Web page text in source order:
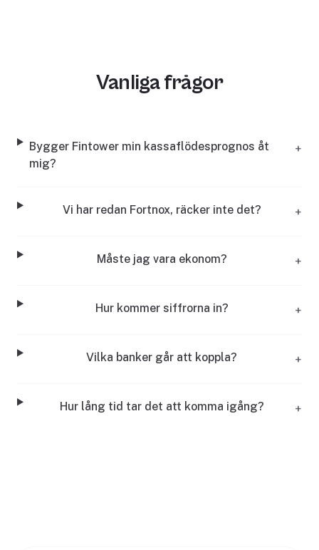
Vanliga frågor
Bygger Fintower min kassaflödesprognos åt
mig?
+
Vi har redan Fortnox, räcker inte det? +
Måste jag vara ekonom? +
Hur kommer siffrorna in? +
Vilka banker går att koppla? +
Hur lång tid tar det att komma igång? +